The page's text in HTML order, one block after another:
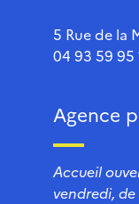
5 Rue de la
04 93 59 95
Agence
Accueil
vendredi, de